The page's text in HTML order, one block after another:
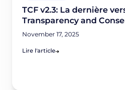
TCF v2.3: La dernière
Transparency and
November 17, 2025
Lire l'article